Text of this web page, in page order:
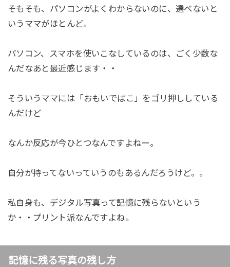
そもそも、パソコンがよくわからないのに、選べないと
いうママがほとんど。
パソコン、スマホを使いこなしているのは、ごく少数な
んだなあと最近感じます・・
そういうママには「おもいでばこ」をゴリ押ししている
んだけど
なんか反応が今ひとつなんですよねー。
自分が持ってないっていうのもあるんだろうけど。。
私自身も、デジタル写真って記憶に残らないという
か・・プリント派なんですよね。
記憶に残る写真の残し方